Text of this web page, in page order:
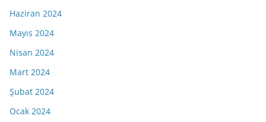
Haziran 2024
Mayıs 2024
Nisan 2024
Mart 2024
Şubat 2024
Ocak 2024